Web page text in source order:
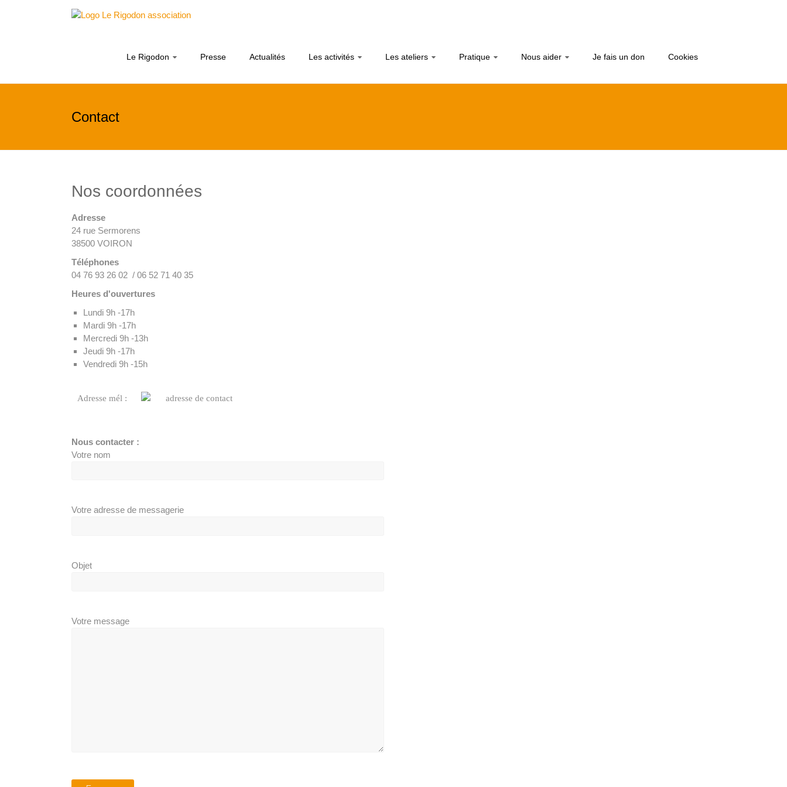
Le
Le Rigodon Presse Actualités Les activités Les ateliers Pratique Nous aider Je fais un don Cookies
Contact
Nos coordonnées
Adresse
24 rue Sermorens
38500 VOIRON
Téléphones
04 76 93 26 02 / 06 52 71 40 35
Heures d'ouvertures
Lundi 9h -17h
Mardi 9h -17h
Mercredi 9h -13h
Jeudi 9h -17h
Vendredi 9h -15h
Adresse mél :
Nous contacter :
Votre nom
Votre adresse de messagerie
Objet
Votre message